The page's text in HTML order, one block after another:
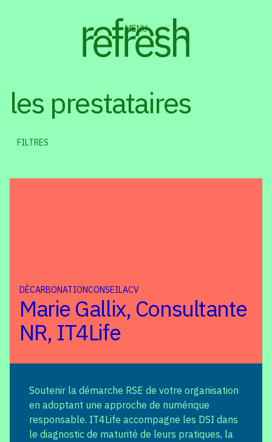
MENU
les prestataires
FILTRES
DÉCARBONATIONCONSEILACV
Marie Gallix, Consultante
NR, IT4Life
Soutenir la démarche RSE de votre organisation
en adoptant une approche de numérique
responsable. IT4Life accompagne les DSI dans
le diagnostic de maturité de leurs pratiques, la